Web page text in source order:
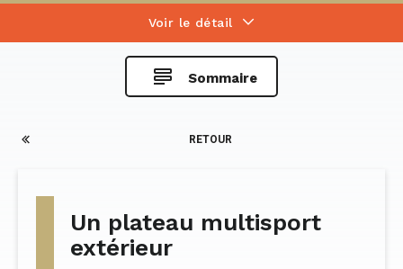
Voir le détail
Sommaire
RETOUR
Un plateau multisport
extérieur